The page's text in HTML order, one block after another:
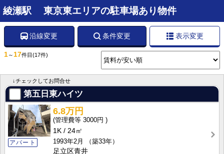
綾瀬駅 東京東エリアの駐車場あり物件
沿線変更 条件変更 表示変更
1～17件目 (17件)
↓チェックしてお問合せ
第五日東ハイツ
アパート
6.8万円
3000円
1K
24㎡
1993年2月
（築33年）
足立区青井